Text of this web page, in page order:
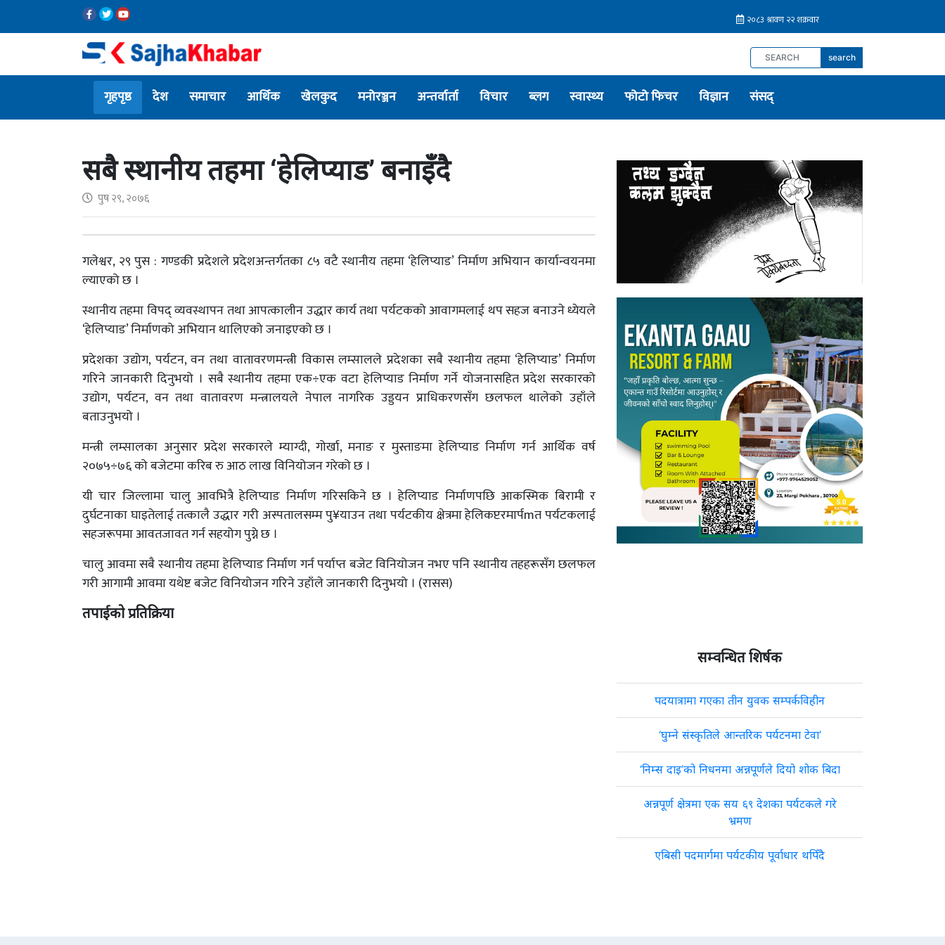
search
गृहपृष्ठ देश समाचार आर्थिक खेलकुद मनोरञ्जन अन्तर्वार्ता विचार ब्लग स्वास्थ्य फोटो फिचर विज्ञान संसद्
सबै स्थानीय तहमा ‘हेलिप्याड’ बनाइँदै
पुष २९, २०७६
गलेश्वर, २९ पुस : गण्डकी प्रदेशले प्रदेशअन्तर्गतका ८५ वटै स्थानीय तहमा ‘हेलिप्याड’ निर्माण अभियान कार्यान्वयनमा
ल्याएको छ ।
स्थानीय तहमा विपद् व्यवस्थापन तथा आपत्कालीन उद्धार कार्य तथा पर्यटकको आवागमलाई थप सहज बनाउने ध्येयले
‘हेलिप्याड’ निर्माणको अभियान थालिएको जनाइएको छ ।
प्रदेशका उद्योग, पर्यटन, वन तथा वातावरणमन्त्री विकास लम्सालले प्रदेशका सबै स्थानीय तहमा ‘हेलिप्याड’ निर्माण
गरिने जानकारी दिनुभयो । सबै स्थानीय तहमा एक÷एक वटा हेलिप्याड निर्माण गर्ने योजनासहित प्रदेश सरकारको
उद्योग, पर्यटन, वन तथा वातावरण मन्त्रालयले नेपाल नागरिक उड्डयन प्राधिकरणसँग छलफल थालेको उहाँले
बताउनुभयो ।
मन्त्री लम्सालका अनुसार प्रदेश सरकारले म्याग्दी, गोर्खा, मनाङ र मुस्ताङमा हेलिप्याड निर्माण गर्न आर्थिक वर्ष
२०७५÷७६ को बजेटमा करिब रु आठ लाख विनियोजन गरेको छ ।
यी चार जिल्लामा चालु आवभित्रै हेलिप्याड निर्माण गरिसकिने छ । हेलिप्याड निर्माणपछि आकस्मिक बिरामी र
दुर्घटनाका घाइतेलाई तत्कालै उद्धार गरी अस्पतालसम्म पु¥याउन तथा पर्यटकीय क्षेत्रमा हेलिकप्टरमार्पmत पर्यटकलाई
सहजरूपमा आवतजावत गर्न सहयोग पुग्ने छ ।
चालु आवमा सबै स्थानीय तहमा हेलिप्याड निर्माण गर्न पर्याप्त बजेट विनियोजन नभए पनि स्थानीय तहहरूसँग छलफल
गरी आगामी आवमा यथेष्ट बजेट विनियोजन गरिने उहाँले जानकारी दिनुभयो । (रासस)
तपाईको प्रतिक्रिया
सम्वन्धित शिर्षक
पदयात्रामा गएका तीन युवक सम्पर्कविहीन
‘घुम्ने संस्कृतिले आन्तरिक पर्यटनमा टेवा’
‘निम्स दाइ’को निधनमा अन्नपूर्णले दियो शोक बिदा
अन्नपूर्ण क्षेत्रमा एक सय ६९ देशका पर्यटकले गरे
भ्रमण
एबिसी पदमार्गमा पर्यटकीय पूर्वाधार थपिँदै